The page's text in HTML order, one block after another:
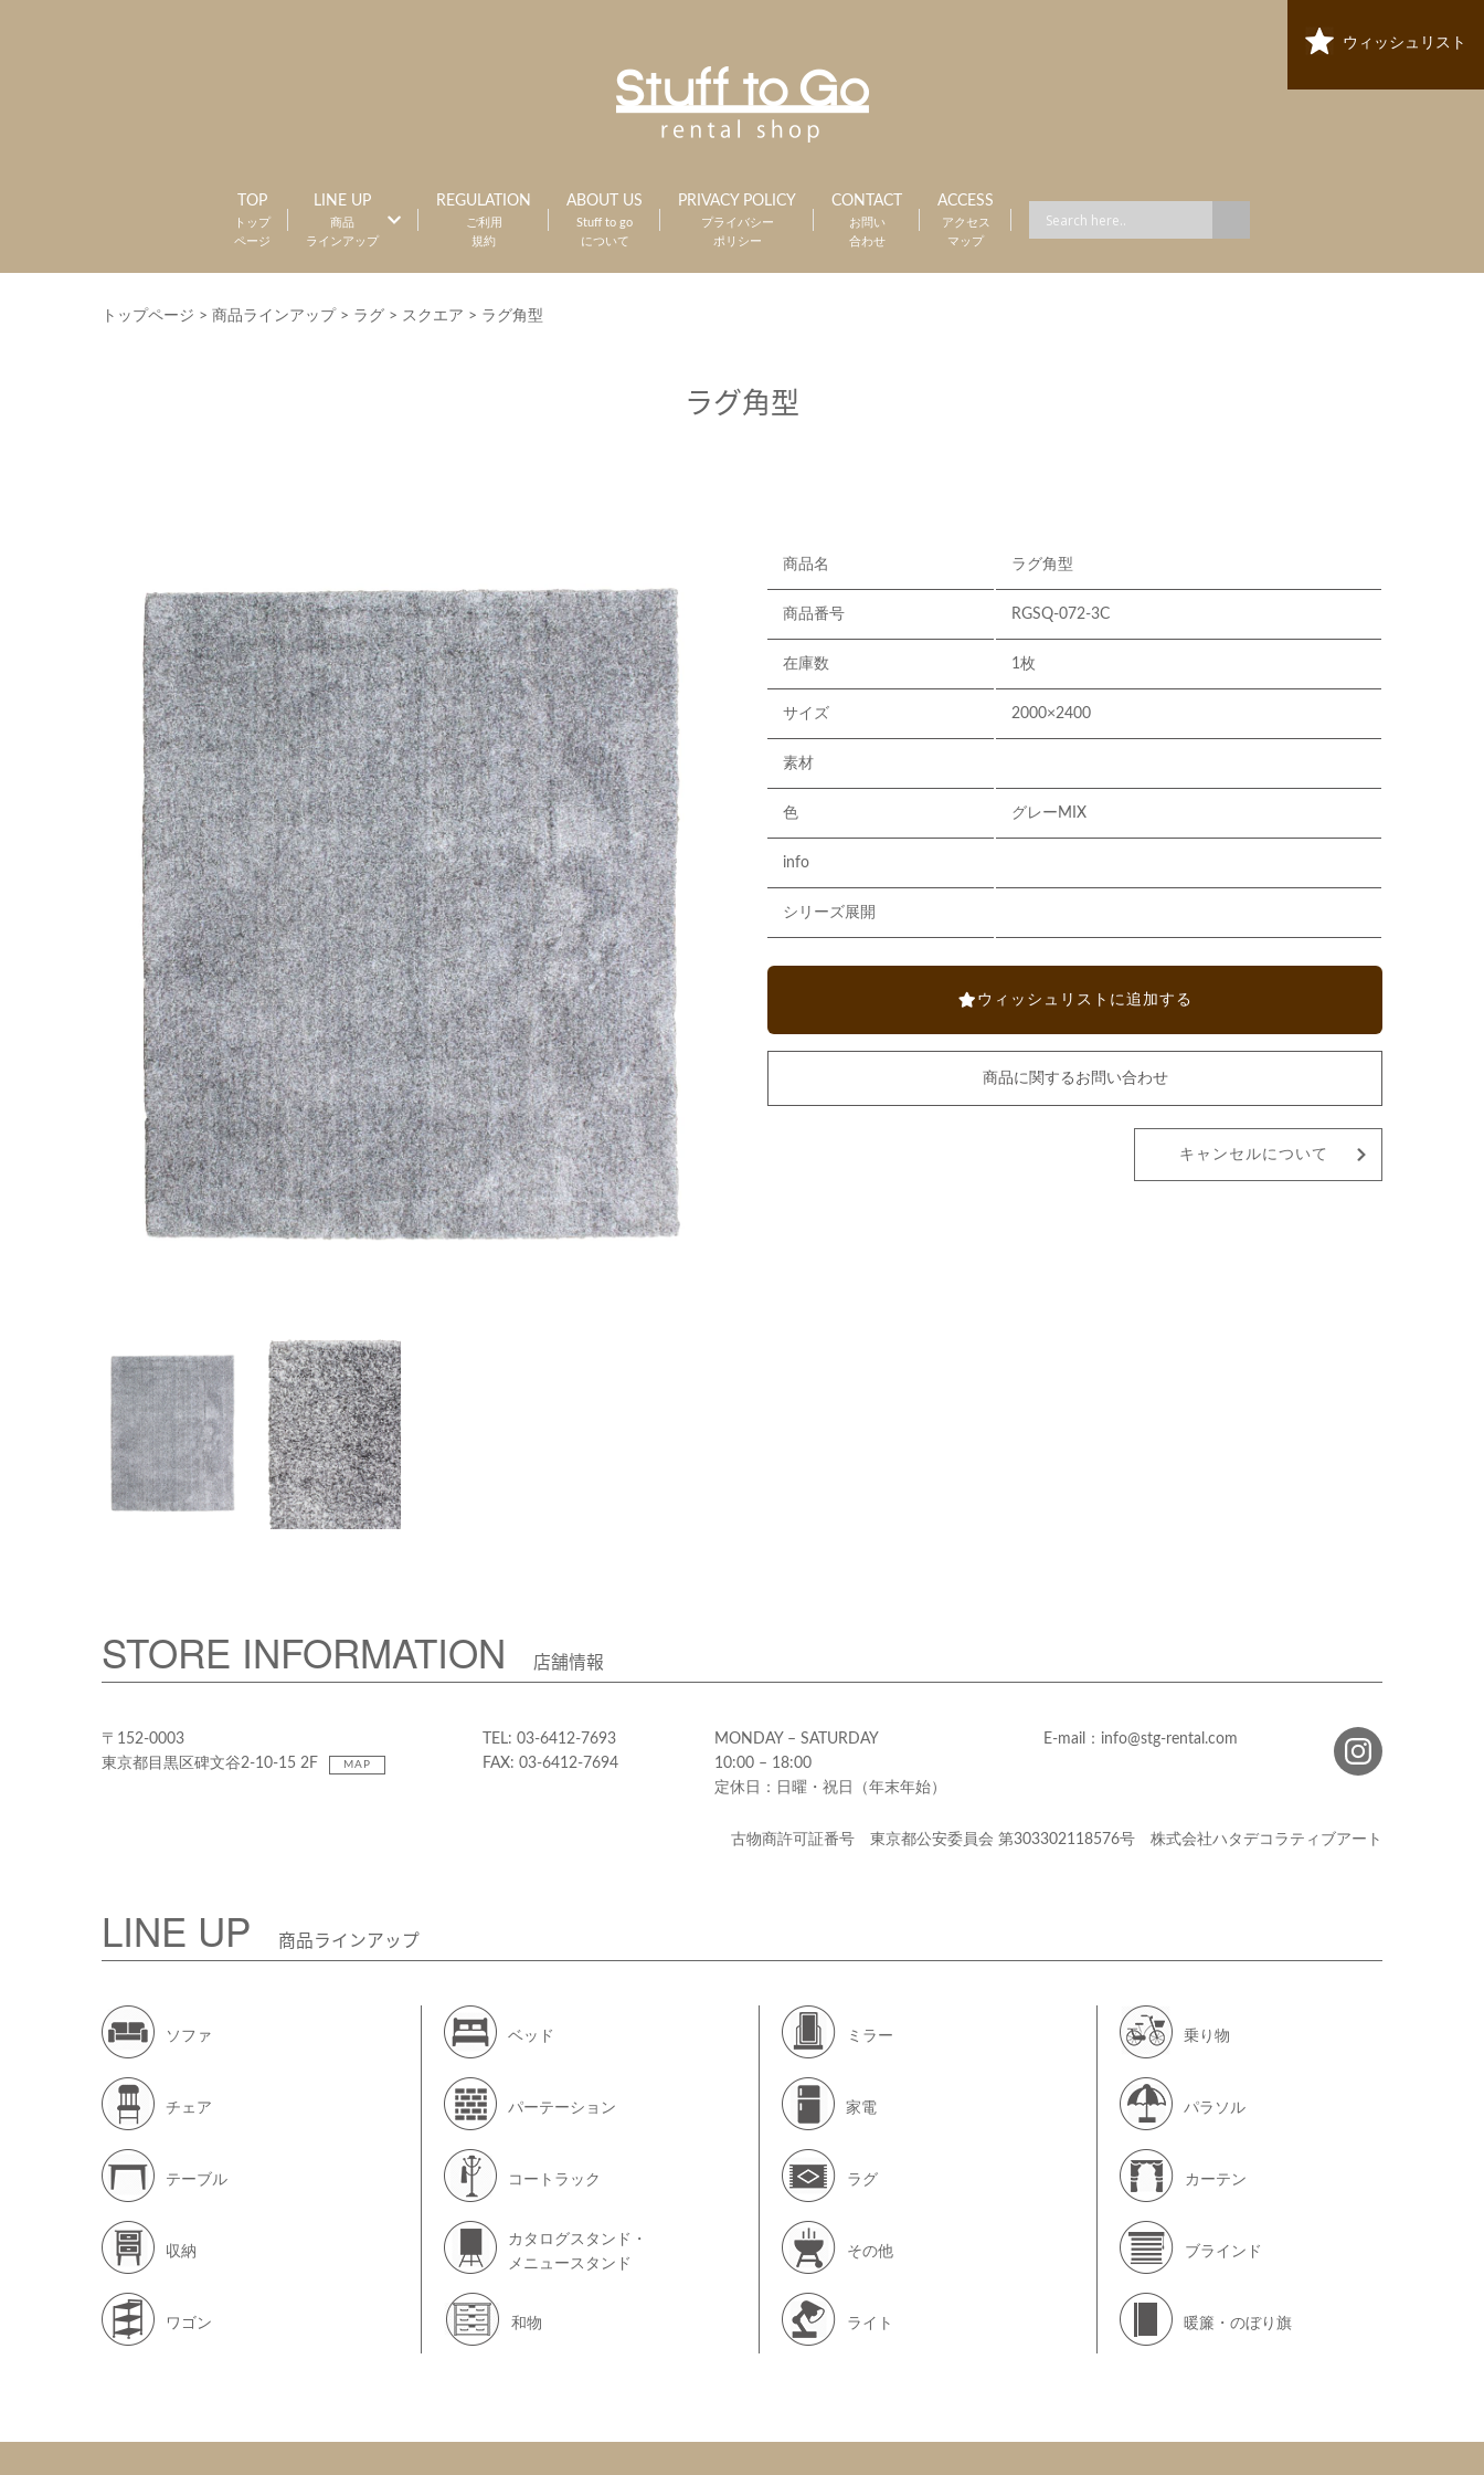
ウィッシュリスト
TOP
トップ
ページ
LINE UP
商品
ラインアップ
REGULATION
ご利用
規約
ABOUT US
Stuff to go
について
PRIVACY POLICY
プライバシー
ポリシー
CONTACT
お問い
合わせ
ACCESS
アクセス
マップ
トップページ > 商品ラインアップ > ラグ > スクエア > ラグ角型
ラグ角型
商品名 ラグ角型
商品番号 RGSQ-072-3C
在庫数 1枚
サイズ 2000×2400
素材
色 グレーMIX
info
シリーズ展開
ウィッシュリストに追加する
商品に関するお問い合わせ
キャンセルについて
STORE INFORMATION 店舗情報
〒152-0003
東京都目黒区碑文谷2-10-15 2F
MAP
TEL: 03-6412-7693
FAX: 03-6412-7694
MONDAY – SATURDAY
10:00 – 18:00
定休日：日曜・祝日（年末年始）
E-mail：info@stg-rental.com
古物商許可証番号 東京都公安委員会 第303302118576号 株式会社ハタデコラティブアート
LINE UP 商品ラインアップ
ソファ
チェア
テーブル
収納
ワゴン
ベッド
パーテーション
コートラック
カタログスタンド・
メニュースタンド
和物
ミラー
家電
ラグ
その他
ライト
乗り物
パラソル
カーテン
ブラインド
暖簾・のぼり旗